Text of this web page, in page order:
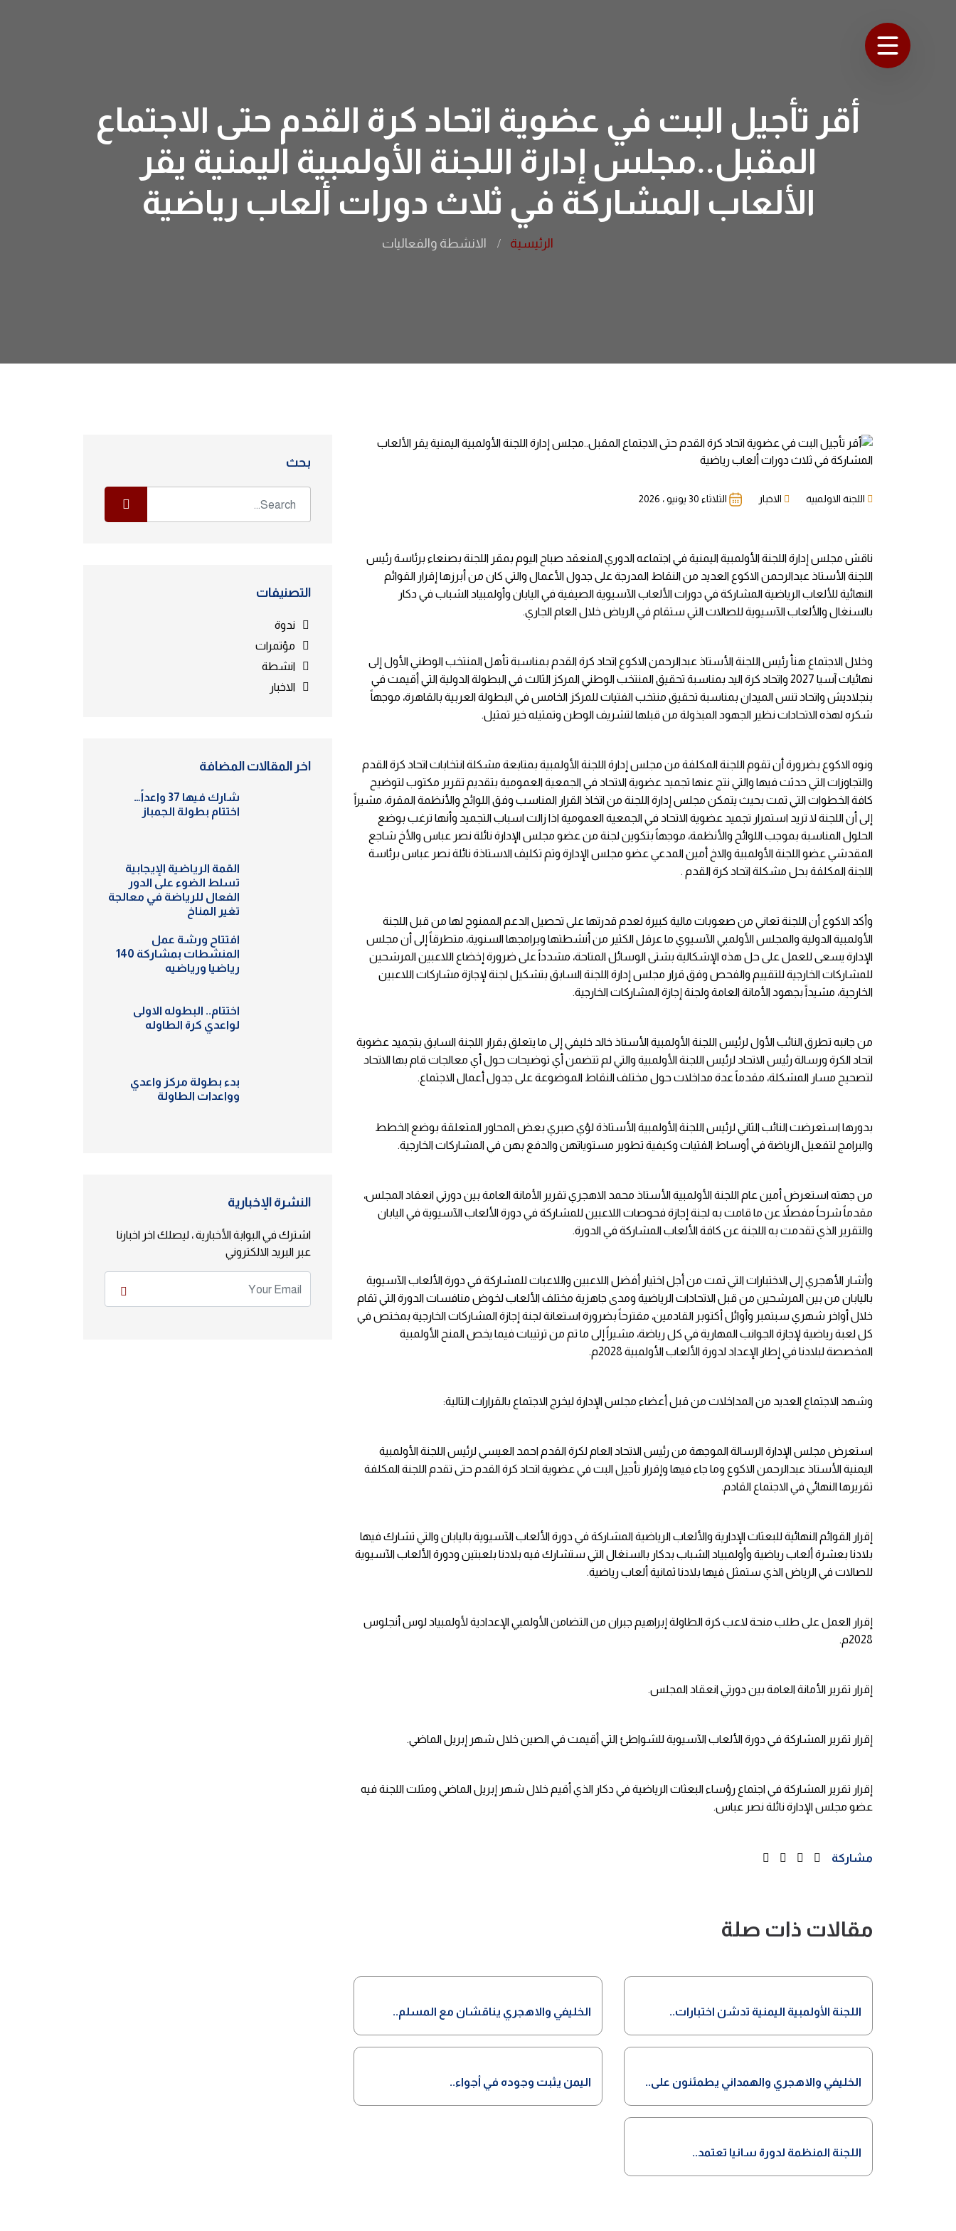
أقر تأجيل البت في عضوية اتحاد كرة القدم حتى الاجتماع
المقبل..مجلس إدارة اللجنة الأولمبية اليمنية يقر
الألعاب المشاركة في ثلاث دورات ألعاب رياضية
الرئيسية الانشطة والفعاليات
اللجنة الاولمبية الاخبار الثلاثاء 30 يونيو ، 2026
ناقش مجلس إدارة اللجنة الأولمبية اليمنية في اجتماعه الدوري المنعقد صباح اليوم بمقر اللجنة بصنعاء برئاسة رئيس
اللجنة الأستاذ عبدالرحمن الاكوع العديد من النقاط المدرجة على جدول الأعمال والتي كان من أبرزها إقرار القوائم
النهائية للألعاب الرياضية المشاركة في دورات الألعاب الآسيوية الصيفية في اليابان وأولمبياد الشباب في دكار
بالسنغال والألعاب الآسيوية للصالات التي ستقام في الرياض خلال العام الجاري.
وخلال الاجتماع هنأ رئيس اللجنة الأستاذ عبدالرحمن الاكوع اتحاد كرة القدم بمناسبة تأهل المنتخب الوطني الأول إلى
نهائيات آسيا 2027 واتحاد كرة اليد بمناسبة تحقيق المنتخب الوطني المركز الثالث في البطولة الدولية التي أقيمت في
بنجلاديش واتحاد تنس الميدان بمناسبة تحقيق منتخب الفتيات للمركز الخامس في البطولة العربية بالقاهرة، موجهاً
شكره لهذه الاتحادات نظير الجهود المبذولة من قبلها لتشريف الوطن وتمثيله خير تمثيل.
ونوه الاكوع بضرورة أن تقوم اللجنة المكلفة من مجلس إدارة اللجنة الأولمبية بمتابعة مشكلة انتخابات اتحاد كرة القدم
والتجاوزات التي حدثت فيها والتي نتج عنها تجميد عضوية الاتحاد في الجمعية العمومية بتقديم تقرير مكتوب لتوضيح
كافة الخطوات التي تمت بحيث يتمكن مجلس إدارة اللجنة من اتخاذ القرار المناسب وفق اللوائح والأنظمة المقرة، مشيراً
إلى أن اللجنة لا تريد استمرار تجميد عضوية الاتحاد في الجمعية العمومية اذا زالت اسباب التجميد وأنها ترغب بوضع
الحلول المناسبة بموجب اللوائح والأنظمة، موجهاً بتكوين لجنة من عضو مجلس الإدارة نائلة نصر عباس والأخ شاجع
المقدشي عضو اللجنة الأولمبية والاخ أمين المدعي عضو مجلس الإدارة وتم تكليف الاستاذة نائلة نصر عباس برئاسة
اللجنة المكلفة بحل مشكلة اتحاد كرة القدم .
وأكد الاكوع أن اللجنة تعاني من صعوبات مالية كبيرة لعدم قدرتها على تحصيل الدعم الممنوح لها من قبل اللجنة
الأولمبية الدولية والمجلس الأولمبي الآسيوي ما عرقل الكثير من أنشطتها وبرامجها السنوية، متطرقاً إلى أن مجلس
الإدارة يسعى للعمل على حل هذه الإشكالية بشتى الوسائل المتاحة، مشدداً على ضرورة إخضاع اللاعبين المرشحين
للمشاركات الخارجية للتقييم والفحص وفق قرار مجلس إدارة اللجنة السابق بتشكيل لجنة لإجازة مشاركات اللاعبين
الخارجية، مشيداً بجهود الأمانة العامة ولجنة إجازة المشاركات الخارجية.
من جانبه تطرق النائب الأول لرئيس اللجنة الأولمبية الأستاذ خالد خليفي إلى ما يتعلق بقرار اللجنة السابق بتجميد عضوية
اتحاد الكرة ورسالة رئيس الاتحاد لرئيس اللجنة الأولمبية والتي لم تتضمن أي توضيحات حول أي معالجات قام بها الاتحاد
لتصحيح مسار المشكلة، مقدماً عدة مداخلات حول مختلف النقاط الموضوعة على جدول أعمال الاجتماع.
بدورها استعرضت النائب الثاني لرئيس اللجنة الأولمبية الأستاذة لؤي صبري بعض المحاور المتعلقة بوضع الخطط
والبرامج لتفعيل الرياضة في أوساط الفتيات وكيفية تطوير مستوياتهن والدفع بهن في المشاركات الخارجية.
من جهته استعرض أمين عام اللجنة الأولمبية الأستاذ محمد الاهجري تقرير الأمانة العامة بين دورتي انعقاد المجلس،
مقدماً شرحاً مفصلاً عن ما قامت به لجنة إجازة فحوصات اللاعبين للمشاركة في دورة الألعاب الآسيوية في اليابان
والتقرير الذي تقدمت به اللجنة عن كافة الألعاب المشاركة في الدورة.
وأشار الأهجري إلى الاختبارات التي تمت من أجل اختيار أفضل اللاعبين واللاعبات للمشاركة في دورة الألعاب الآسيوية
باليابان من بين المرشحين من قبل الاتحادات الرياضية ومدى جاهزية مختلف الألعاب لخوض منافسات الدورة التي تقام
خلال أواخر شهري سبتمبر وأوائل أكتوبر القادمين، مقترحاً بضرورة استعانة لجنة إجازة المشاركات الخارجية بمختص في
كل لعبة رياضية لإجازة الجوانب المهارية في كل رياضة، مشيراً إلى ما تم من ترتيبات فيما يخص المنح الأولمبية
المخصصة لبلادنا في إطار الإعداد لدورة الألعاب الأولمبية 2028م.
وشهد الاجتماع العديد من المداخلات من قبل أعضاء مجلس الإدارة ليخرج الاجتماع بالقرارات التالية:
استعرض مجلس الإدارة الرسالة الموجهة من رئيس الاتحاد العام لكرة القدم احمد العيسي لرئيس اللجنة الأولمبية
اليمنية الأستاذ عبدالرحمن الاكوع وما جاء فيها وإقرار تأجيل البت في عضوية اتحاد كرة القدم حتى تقدم اللجنة المكلفة
تقريرها النهائي في الاجتماع القادم.
إقرار القوائم النهائية للبعثات الإدارية والألعاب الرياضية المشاركة في دورة الألعاب الآسيوية باليابان والتي تشارك فيها
بلادنا بعشرة ألعاب رياضية وأولمبياد الشباب بدكار بالسنغال التي ستشارك فيه بلادنا بلعبتين ودورة الألعاب الآسيوية
للصالات في الرياض الذي ستمثل فيها بلادنا ثمانية ألعاب رياضية.
إقرار العمل على طلب منحة لاعب كرة الطاولة إبراهيم جبران من التضامن الأولمبي الإعدادية لأولمبياد لوس أنجلوس
2028م.
إقرار تقرير الأمانة العامة بين دورتي انعقاد المجلس.
إقرار تقرير المشاركة في دورة الألعاب الآسيوية للشواطئ التي أقيمت في الصين خلال شهر إبريل الماضي.
إقرار تقرير المشاركة في اجتماع رؤساء البعثات الرياضية في دكار الذي أقيم خلال شهر إبريل الماضي ومثلت اللجنة فيه
عضو مجلس الإدارة نائلة نصر عباس.
مشاركة
مقالات ذات صلة
اللجنة الأولمبية اليمنية تدشن اختبارات.. الخليفي والاهجري يناقشان مع المسلم..
الخليفي والاهجري والهمداني يطمئنون على.. اليمن يثبت وجوده في أجواء..
اللجنة المنظمة لدورة سانيا تعتمد..
بحث
التصنيفات
ندوة
مؤتمرات
انشطة
الاخبار
اخر المقالات المضافة
شارك فيها 37 واعداً…
اختتام بطولة الجمباز
القمة الرياضية الإيجابية
تسلط الضوء على الدور
الفعال للرياضة في معالجة
تغير المناخ
افتتاح ورشة عمل
المنشطات بمشاركة 140
رياضيا ورياضيه
اختتام.. البطوله الاولى
لواعدي كرة الطاوله
بدء بطولة مركز واعدي
وواعدات الطاولة
النشرة الإخبارية
اشترك في البوابة الأخبارية ، ليصلك اخر اخبارنا
عبر البريد الالكتروني